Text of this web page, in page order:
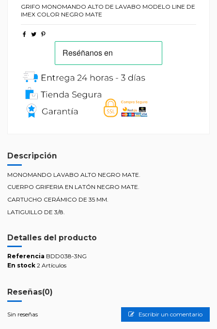
GRIFO MONOMANDO ALTO DE LAVABO MODELO LINE DE
IMEX COLOR NEGRO MATE
Descripción
MONOMANDO LAVABO ALTO NEGRO MATE.
CUERPO GRIFERIA EN LATÓN NEGRO MATE.
CARTUCHO CERÁMICO DE 35 MM.
LATIGUILLO DE 3/8.
Detalles del producto
Referencia BDD038-3NG
En stock 2 Artículos
Reseñas(0)
Sin reseñas Escribir un comentario